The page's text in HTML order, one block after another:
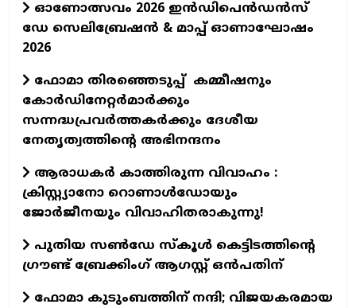
ഓണോത്സവം 2026 ഇൻഡിപെൻഡൻസ്
ഡേ സെലിബ്രേഷൻ & മാപ്പ് ഓണാഘോഷം
2026
ഫോമാ തിരഞ്ഞെടുപ്പ് കമ്മീഷനും
കോർഡിനേറ്റർമാർക്കും
സന്നദ്ധപ്രവർത്തകർക്കും ദേശീയ
നേതൃത്വത്തിന്റെ അഭിനന്ദനം
ആരാധകർ കാത്തിരുന്ന വിവാഹം :
ക്രിസ്റ്റ്യാനോ റൊണാൾഡോയും
ജോർജീനയും വിവാഹിതരാകുന്നു!
പുതിയ സൺഡേ സ്കൂൾ കെട്ടിടത്തിന്റെ
ഗ്രൗണ്ട് ബ്രേക്കിംഗ് ആഗസ്റ്റ് ഒൻപതിന്
ഫോമാ കുടുംബത്തിന് നന്ദി; വിജയകരമായ